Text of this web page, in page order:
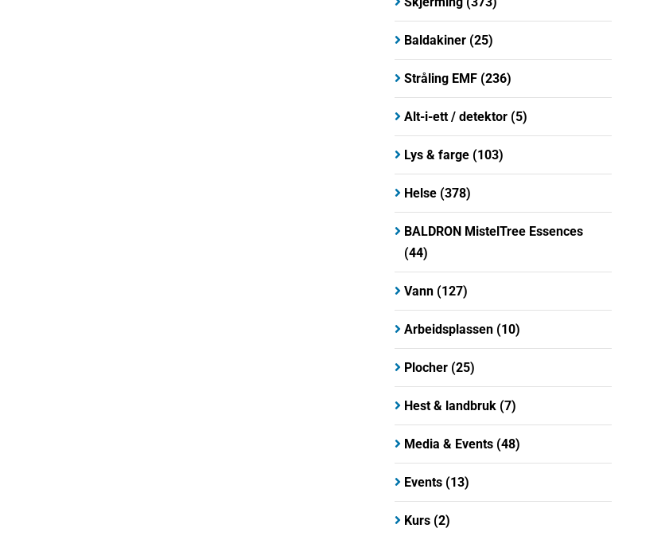
Baldakiner (25)
Stråling EMF (236)
Alt-i-ett / detektor (5)
Lys & farge (103)
Helse (378)
BALDRON MistelTree Essences
(44)
Vann (127)
Arbeidsplassen (10)
Plocher (25)
Hest & landbruk (7)
Media & Events (48)
Events (13)
Kurs (2)